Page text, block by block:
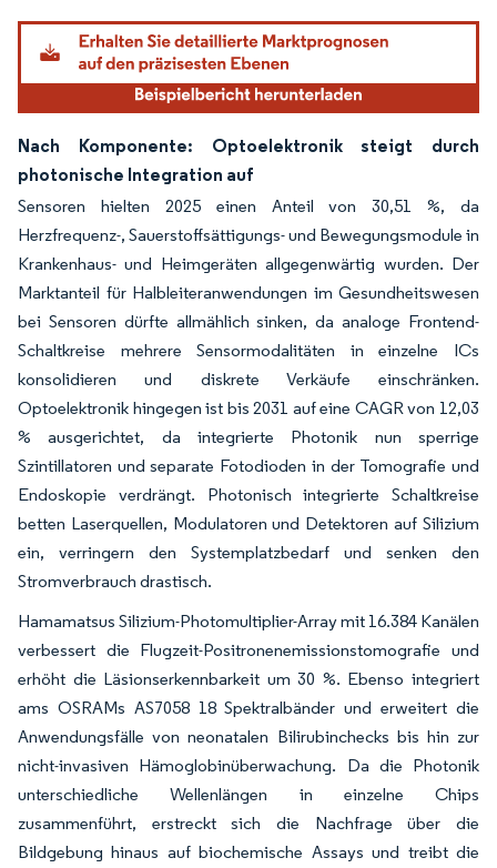
Nach Komponente: Optoelektronik steigt durch
photonische Integration auf
Sensoren hielten 2025 einen Anteil von 30,51 %, da
Herzfrequenz-, Sauerstoffsättigungs- und Bewegungsmodule in
Krankenhaus- und Heimgeräten allgegenwärtig wurden. Der
Marktanteil für Halbleiteranwendungen im Gesundheitswesen
bei Sensoren dürfte allmählich sinken, da analoge Frontend-
Schaltkreise mehrere Sensormodalitäten in einzelne ICs
konsolidieren und diskrete Verkäufe einschränken.
Optoelektronik hingegen ist bis 2031 auf eine CAGR von 12,03
% ausgerichtet, da integrierte Photonik nun sperrige
Szintillatoren und separate Fotodioden in der Tomografie und
Endoskopie verdrängt. Photonisch integrierte Schaltkreise
betten Laserquellen, Modulatoren und Detektoren auf Silizium
ein, verringern den Systemplatzbedarf und senken den
Stromverbrauch drastisch.
Hamamatsus Silizium-Photomultiplier-Array mit 16.384 Kanälen
verbessert die Flugzeit-Positronenemissionstomografie und
erhöht die Läsionserkennbarkeit um 30 %. Ebenso integriert
ams OSRAMs AS7058 18 Spektralbänder und erweitert die
Anwendungsfälle von neonatalen Bilirubinchecks bis hin zur
nicht-invasiven Hämoglobinüberwachung. Da die Photonik
unterschiedliche Wellenlängen in einzelne Chips
zusammenführt, erstreckt sich die Nachfrage über die
Bildgebung hinaus auf biochemische Assays und treibt die